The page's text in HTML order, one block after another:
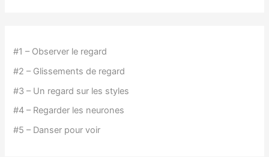
#1 – Observer le regard
#2 – Glissements de regard
#3 – Un regard sur les styles
#4 – Regarder les neurones
#5 – Danser pour voir